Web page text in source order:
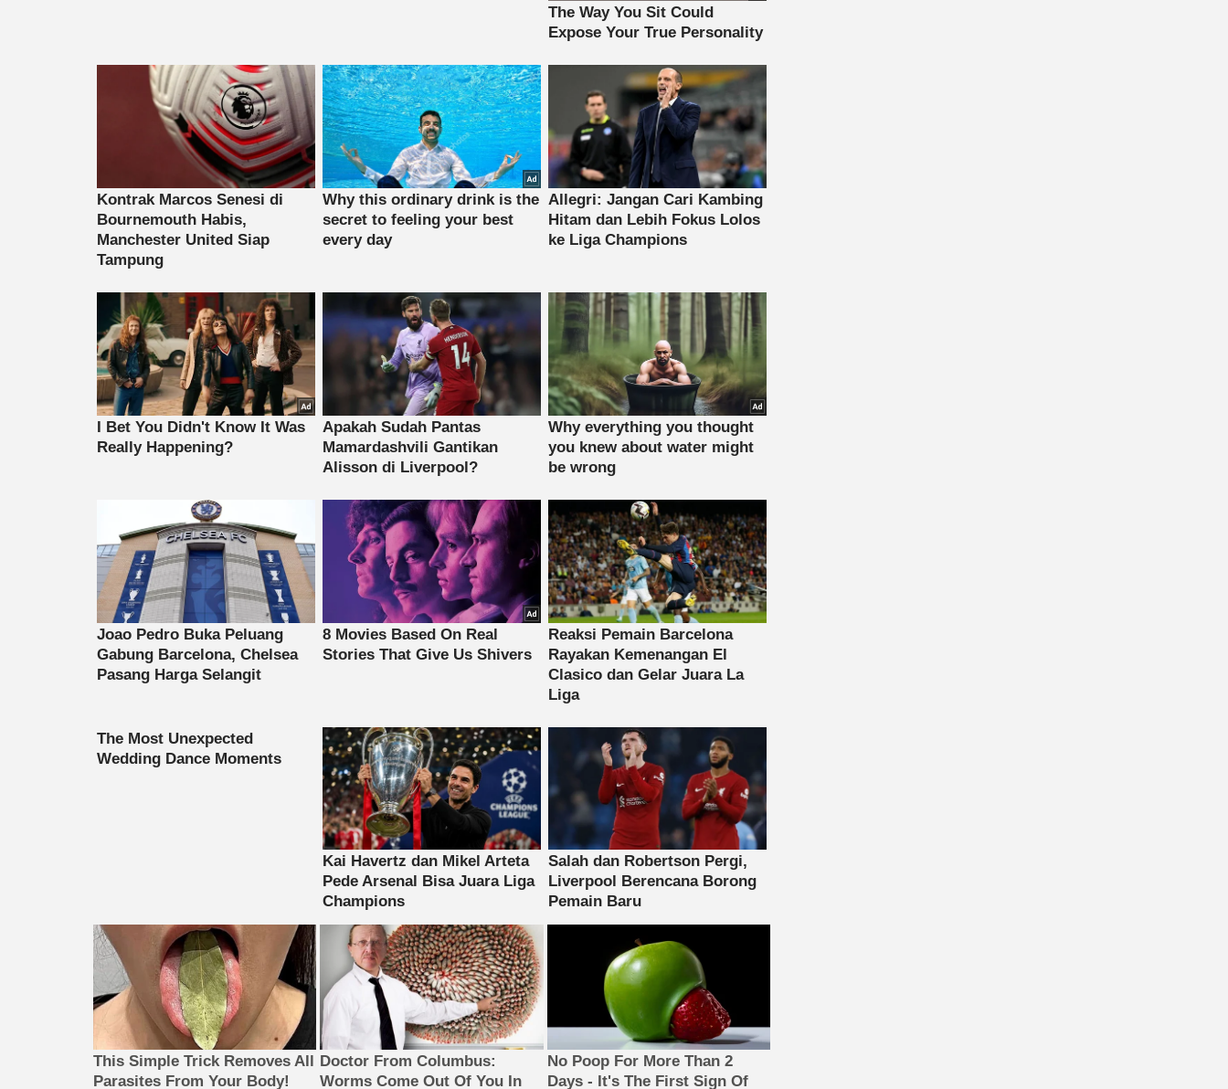
This Simple Trick Removes All
Parasites From Your Body!
Doctor From Columbus:
Worms Come Out Of You In
No Poop For More Than 2
Days - It's The First Sign Of